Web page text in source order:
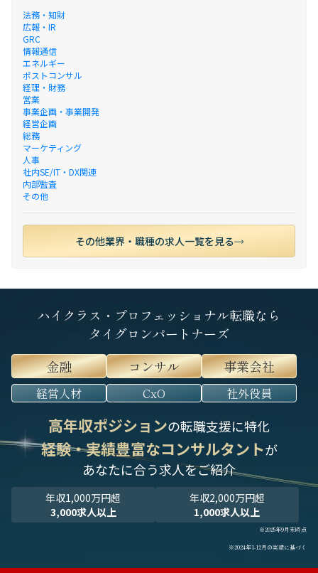
法務・知財
広報・IR
GRC
情報通信
エネルギー
ポストコンサル
経理・財務
営業
事業企画・事業開発
経営企画
総務
マーケティング
人事
社内SE/IT・DX関連
内部監査
その他
その他業界・職種の求人一覧を見る
ハイクラス・プロフェッショナル転職なら
タイグロンパートナーズ
金融
コンサル 事業会社
経営人材 CxO 社外役員
高年収ポジションの転職支援に特化
経験・実績豊富なコンサルタントが
あなたに合う求人をご紹介
年収1,000万円超
3,000求人以上
年収2,000万円超
1,000求人以上
※2025年9月末時点
※2024年1-12月の実績に基づく